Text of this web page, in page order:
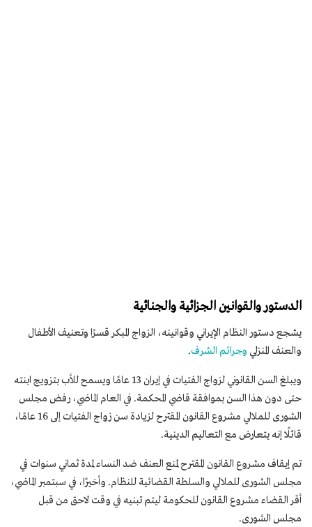
الدستور والقوانين الجزائية والجنائية
يشجع دستور النظام الإيراني وقوانينه، الزواج المبكر قسرًا وتعنيف الأطفال
والعنف المنزليوجرائم الشرف.
ويبلغ السن القانوني لزواج الفتيات في إيران 13 عامًا ويسمح للأب بتزويج ابنته
حتى دون هذا السن بموافقة قاضي المحكمة. في العام الماضي، رفض مجلس
الشورى للملالي مشروع القانون المقترح لزيادة سن زواج الفتيات إلى 16 عامًا،
قائلًا إنه يتعارض مع التعاليم الدينية.
تم إيقاف مشروع القانون المقترح لمنع العنف ضد النساء لمدة ثماني سنوات في
مجلس الشورى للملالي والسلطة القضائية للنظام. وأخيرًا، في سبتمبر الماضي،
أقر القضاء مشروع القانون للحكومة ليتم تبنيه في وقت لاحق من قبل
مجلس الشورى.